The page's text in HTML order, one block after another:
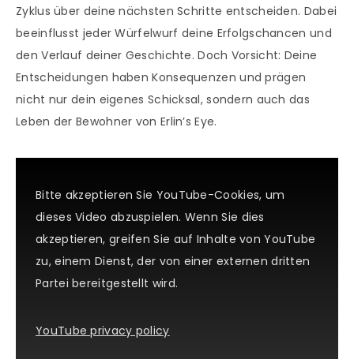
Zyklus über deine nächsten Schritte entscheiden. Dabei
beeinflusst jeder Würfelwurf deine Erfolgschancen und
den Verlauf deiner Geschichte. Doch Vorsicht: Deine
Entscheidungen haben Konsequenzen und prägen
nicht nur dein eigenes Schicksal, sondern auch das
Leben der Bewohner von Erlin’s Eye.
Bitte akzeptieren Sie YouTube-Cookies, um
dieses Video abzuspielen. Wenn Sie dies
akzeptieren, greifen Sie auf Inhalte von YouTube
zu, einem Dienst, der von einer externen dritten
Partei bereitgestellt wird.
YouTube privacy policy